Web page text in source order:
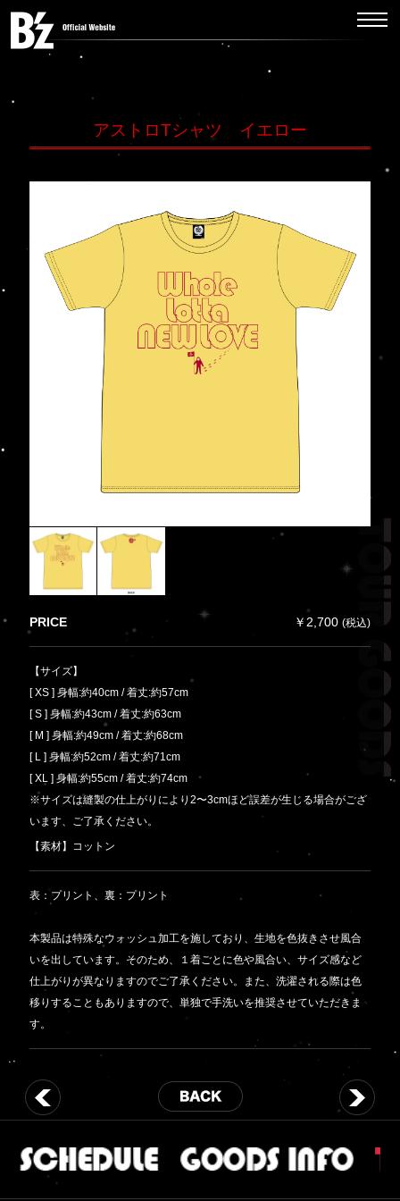
アストロTシャツ イエロー
PRICE ￥2,700(税込)
【サイズ】
[ XS ] 身幅:約40cm / 着丈:約57cm
[ S ] 身幅:約43cm / 着丈:約63cm
[ M ] 身幅:約49cm / 着丈:約68cm
[ L ] 身幅:約52cm / 着丈:約71cm
[ XL ] 身幅:約55cm / 着丈:約74cm
※サイズは縫製の仕上がりにより2〜3cmほど誤差が生じる場合がござ
います、ご了承ください。
【素材】コットン
表：プリント、裏：プリント
本製品は特殊なウォッシュ加工を施しており、生地を色抜きさせ風合
いを出しています。そのため、１着ごとに色や風合い、サイズ感など
仕上がりが異なりますのでご了承ください。また、洗濯される際は色
移りすることもありますので、単独で手洗いを推奨させていただきま
す。